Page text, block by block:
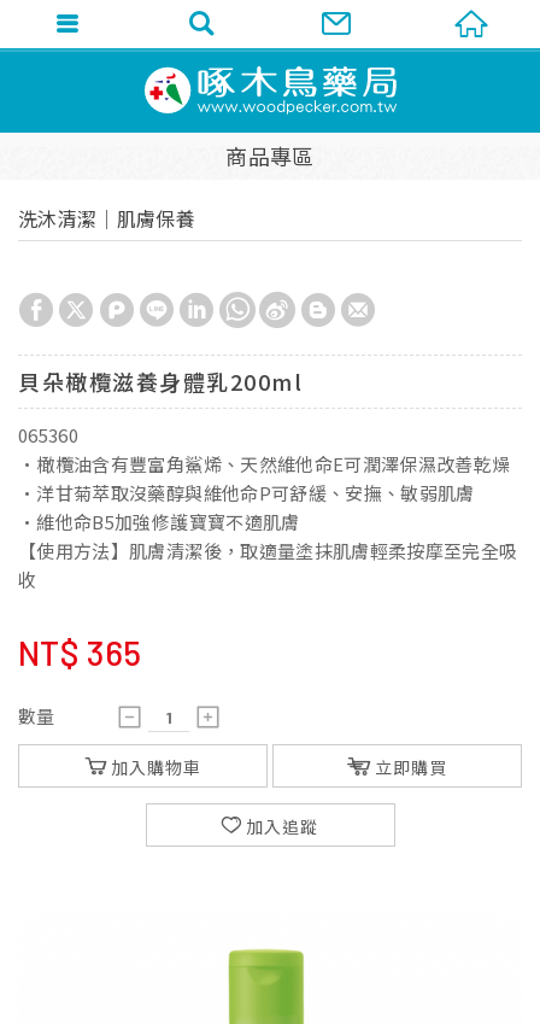
商品專區
洗沐清潔│肌膚保養
貝朵橄欖滋養身體乳200ml
065360
•橄欖油含有豐富角鯊烯、天然維他命E可潤澤保濕改善乾燥
•洋甘菊萃取沒藥醇與維他命P可舒緩、安撫、敏弱肌膚
•維他命B5加強修護寶寶不適肌膚
【使用方法】肌膚清潔後，取適量塗抹肌膚輕柔按摩至完全吸
收
NT$ 365
數量
加入購物車 立即購買
加入追蹤